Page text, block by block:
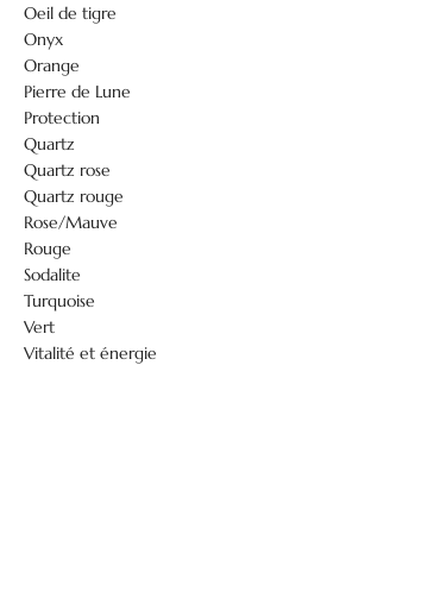
Oeil de tigre
Onyx
Orange
Pierre de Lune
Protection
Quartz
Quartz rose
Quartz rouge
Rose/Mauve
Rouge
Sodalite
Turquoise
Vert
Vitalité et énergie